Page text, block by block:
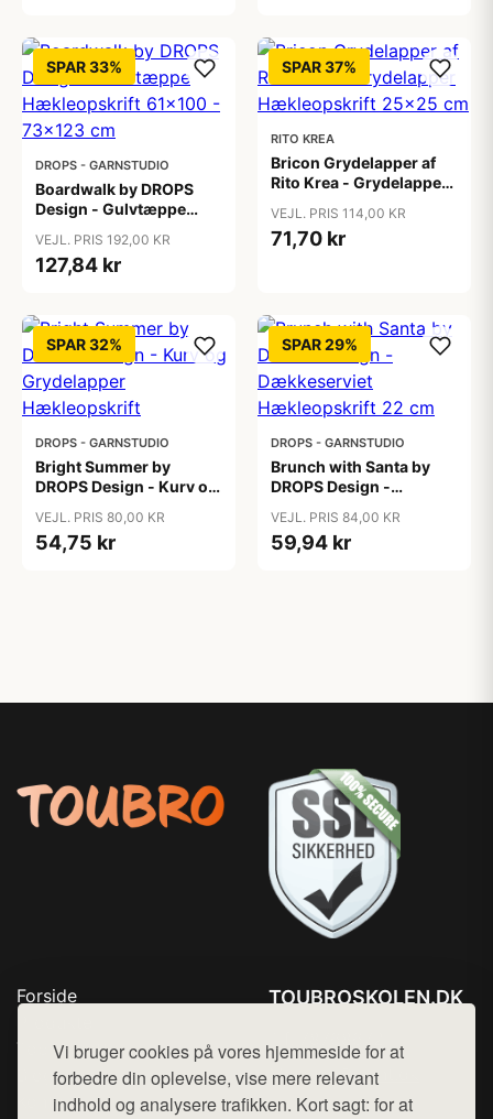
Vi bruger cookies på vores hjemmeside for at
forbedre din oplevelse, vise mere relevant
indhold og analysere trafikken. Kort sagt: for at
SPAR 33%
DROPS - GARNSTUDIO
Boardwalk by DROPS
Design - Gulvtæppe
73x123 cm
VEJL. PRIS 192,00 KR
127,84 kr
SPAR 37%
RITO KREA
Bricon Grydelapper af
Rito Krea - Grydelapper
VEJL. PRIS 114,00 KR
71,70 kr
SPAR 32%
DROPS - GARNSTUDIO
Bright Summer by
DROPS Design - Kurv og
Hækleopskrift
VEJL. PRIS 80,00 KR
54,75 kr
SPAR 29%
DROPS - GARNSTUDIO
Brunch with Santa by
DROPS Design -
Hækleopskrift 22 cm
VEJL. PRIS 84,00 KR
59,94 kr
Forside
Top Rabatter
Blog
Kontakt
TOUBROSKOLEN.DK
Mail: hej@want.dk